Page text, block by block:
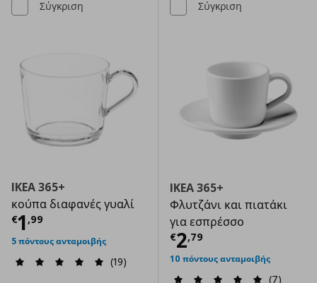
Σύγκριση
IKEA 365+
κούπα διαφανές γυαλί
€1 ,99
Τρέχουσα τιμή € 1,99
5 πόντους ανταμοιβής
(19)
Σύγκριση
IKEA 365+
Φλυτζάνι και πιατάκι
για εσπρέσσο
€2,79
Τρέχουσα
10 πόντους ανταμοιβής
(7)